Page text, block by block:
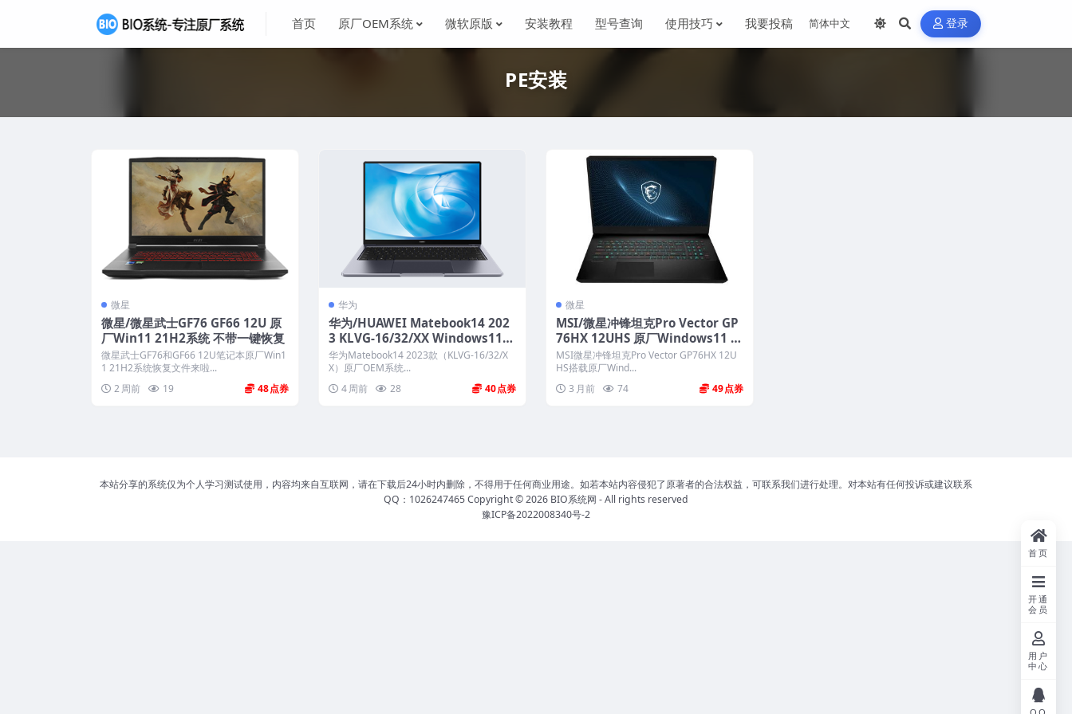
首页 原厂OEM系统 微软原版 安装教程 型号查询 使用技巧 我要投稿 登录
PE安装
微星
微星/微星武士GF76 GF66 12U 原
厂Win11 21H2系统 不带一键恢复
微星武士GF76和GF66 12U笔记本原厂Win1
1 21H2系统恢复文件来啦...
2 周前
19 48
华为
华为/HUAWEI Matebook14 202
3 KLVG-16/32/XX Windows11家
庭版 原厂oem系统
华为Matebook14 2023款（KLVG-16/32/X
X）原厂OEM系统...
4 周前
28 40
微星
MSI/微星冲锋坦克Pro Vector GP
76HX 12UHS 原厂Windows11 2
1H2系统 oem系统下载 不带F3一
键恢复
MSI微星冲锋坦克Pro Vector GP76HX 12U
HS搭载原厂Wind...
3 月前
74 49
本站分享的系统仅为个人学习测试使用，内容均来自互联网，请在下载后24小时内删除，不得用于任何商业用途。如若本站内容侵犯了原著者的合法权益，可联系我们进行处理。对本站有任何投诉或建议联系
QQ：1026247465 Copyright © 2026 BIO系统网 - All rights reserved
豫ICP备2022008340号-2
首页
开通
会员
用户
中心